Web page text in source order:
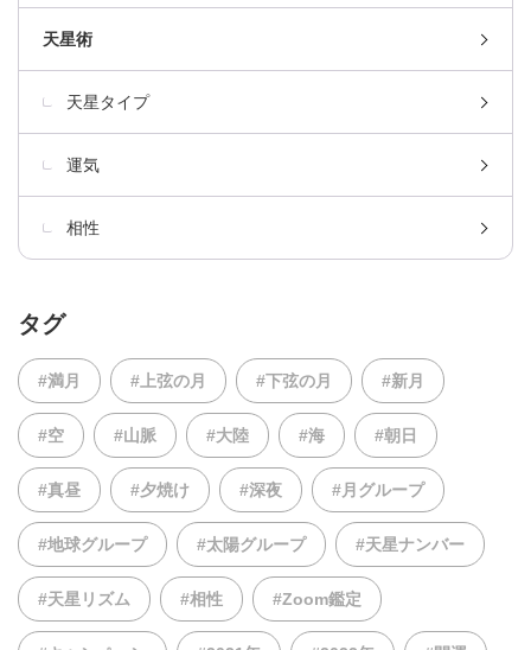
天星術
天星タイプ
運気
相性
タグ
#満月 #上弦の月 #下弦の月 #新月
#空 #山脈 #大陸 #海 #朝日
#真昼 #夕焼け #深夜 #月グループ
#地球グループ #太陽グループ #天星ナンバー
#天星リズム #相性 #Zoom鑑定